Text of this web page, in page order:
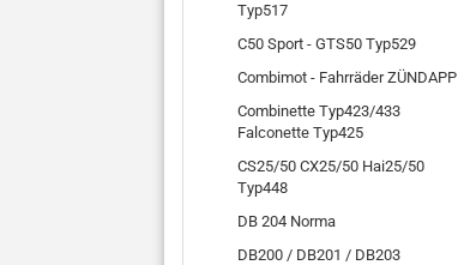
Typ517
C50 Sport - GTS50 Typ529
Combimot - Fahrräder ZÜNDAPP
Combinette Typ423/433
Falconette Typ425
CS25/50 CX25/50 Hai25/50
Typ448
DB 204 Norma
DB200 / DB201 / DB203